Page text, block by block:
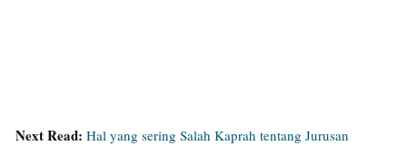
Next Read: Hal yang sering Salah Kaprah tentang Jurusan